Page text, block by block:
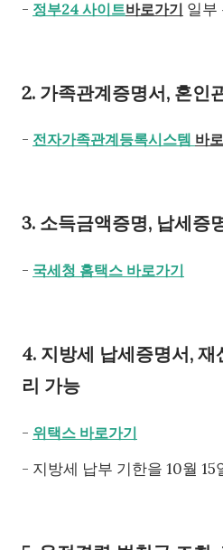
- 정부24 사이트바로가기 일부
2. 가족관계증명서, 혼인
- 전자가족관계등록시스템 바
3. 소득금액증명, 납세증
- 국세청 홈택스 바로가기
4. 지방세 납세증명서, 재
리 가능
- 위택스 바로가기
- 지방세 납부 기한을 10월 15